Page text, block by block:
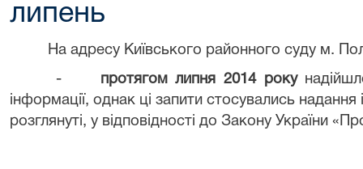
липень
На адресу Київського районного суду м.
- протягом липня 2014 року
інформації, однак ці запити стосувались
розглянуті, у відповідності до Закону України